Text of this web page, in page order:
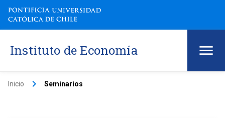
Instituto de Economía
Inicio keyboard_arrow_right Seminarios